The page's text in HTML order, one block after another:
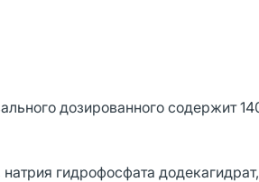
дозированного содержит
гидрофосфата